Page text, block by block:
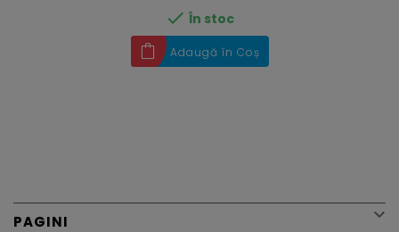
 În stoc
Adaugă în Coș
PAGINI 